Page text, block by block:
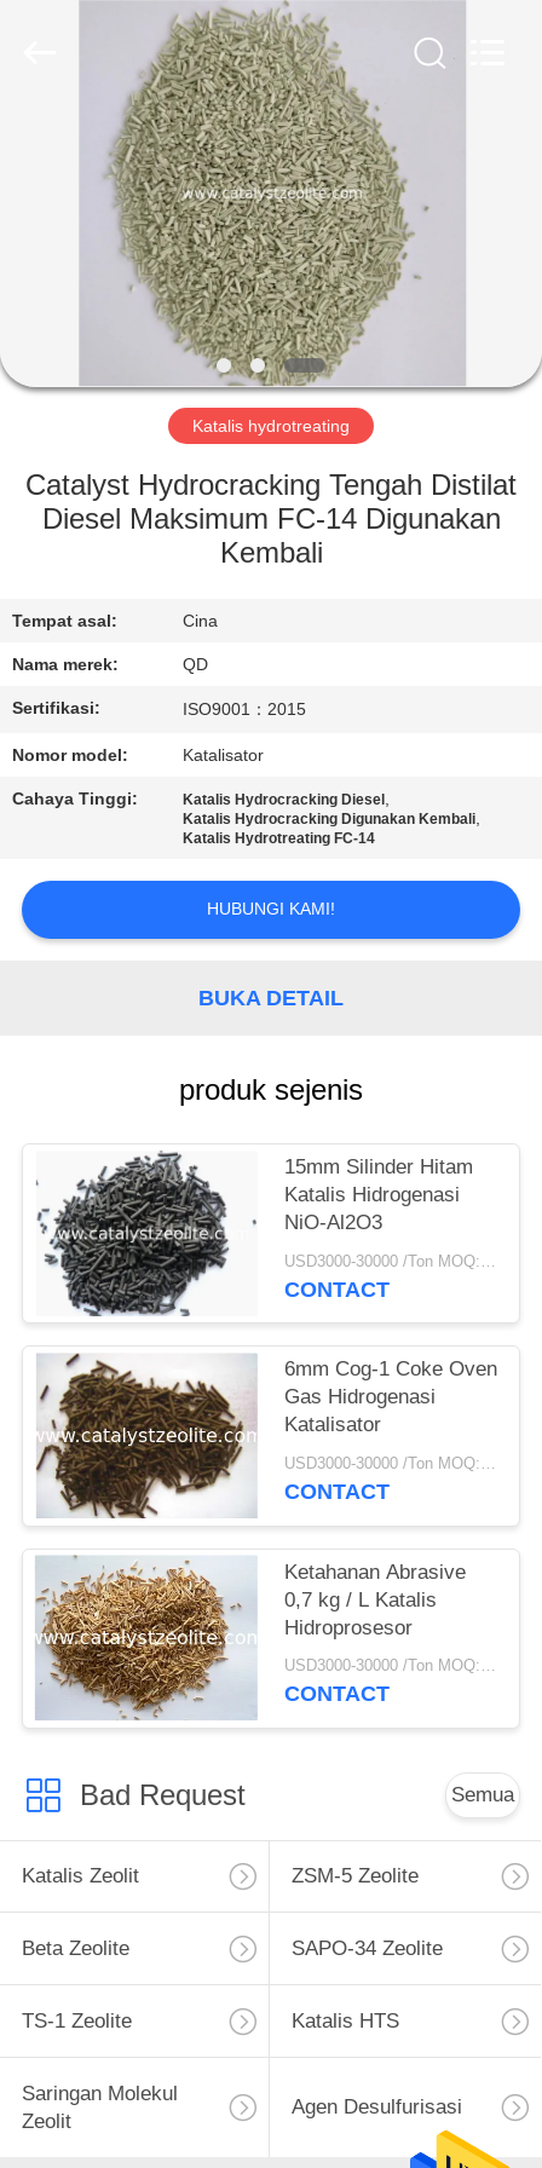
RUMAH
PRODUK
TENTANG
TUR
KONTROL
HUBUNGI
KAMI
BERITA
KASUS
SITEMAP
Katalis hydrotreating
Catalyst Hydrocracking Tengah Distilat
Diesel Maksimum FC-14 Digunakan
Kembali
Tempat asal: Cina
Nama merek: QD
Sertifikasi: ISO9001：2015
Nomor model: Katalisator
Cahaya Tinggi: Katalis Hydrocracking Diesel ,
Katalis Hydrocracking Digunakan Kembali,
Katalis Hydrotreating FC-14
HUBUNGI KAMI!
BUKA DETAIL
produk sejenis
15mm Silinder Hitam
Katalis Hidrogenasi
NiO-Al2O3
USD3000-30000 /Ton MOQ:1 KG
CONTACT
6mm Cog-1 Coke Oven
Gas Hidrogenasi
Katalisator
USD3000-30000 /Ton MOQ:1 KG
CONTACT
Ketahanan Abrasive
0,7 kg / L Katalis
Hidroprosesor
USD3000-30000 /Ton MOQ:1 KG
CONTACT
Bad Request Semua
Katalis Zeolit ZSM-5 Zeolite
Beta Zeolite SAPO-34 Zeolite
TS-1 Zeolite Katalis HTS
Saringan Molekul
Zeolit
Agen Desulfurisasi